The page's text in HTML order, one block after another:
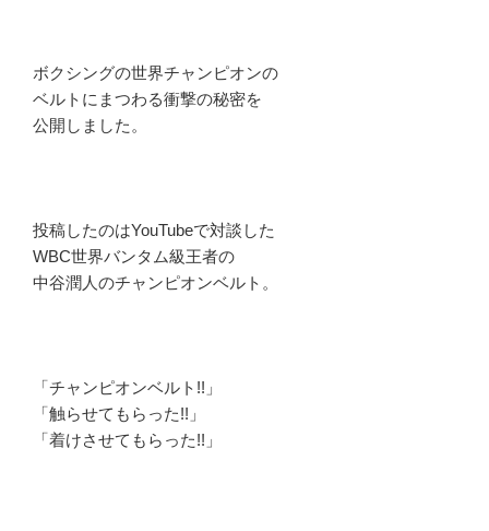
ボクシングの世界チャンピオンの
ベルトにまつわる衝撃の秘密を
公開しました。
投稿したのはYouTubeで対談した
WBC世界バンタム級王者の
中谷潤人のチャンピオンベルト。
「チャンピオンベルト!!」
「触らせてもらった!!」
「着けさせてもらった!!」